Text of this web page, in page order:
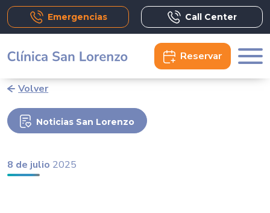
Emergencias Call Center
Reservar
Volver
Noticias San Lorenzo
8 de julio 2025